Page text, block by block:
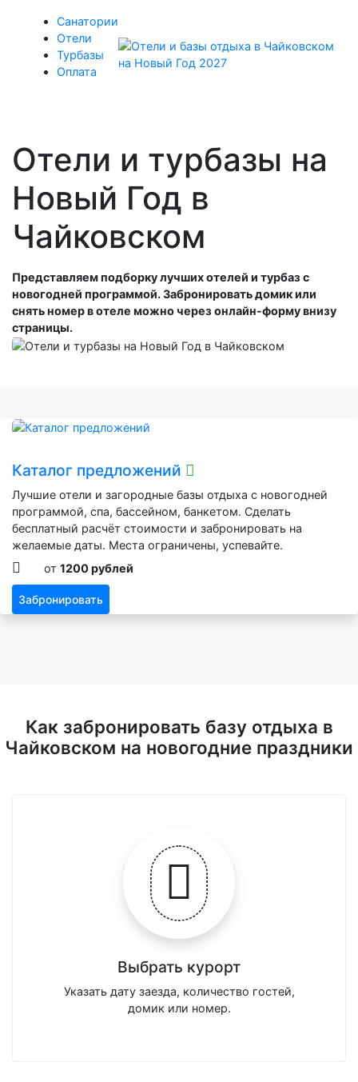
Санатории
Отели
Турбазы
Оплата
Отели и турбазы на
Новый Год в
Чайковском
Представляем подборку лучших отелей и турбаз с
новогодней программой. Забронировать домик или
снять номер в отеле можно через онлайн-форму внизу
страницы.
Каталог предложений
Лучшие отели и загородные базы отдыха с новогодней
программой, спа, бассейном, банкетом. Сделать
бесплатный расчёт стоимости и забронировать на
желаемые даты. Места ограничены, успевайте.
от 1200 рублей
Забронировать
Как забронировать базу отдыха в
Чайковском на новогодние праздники
Выбрать курорт
Указать дату заезда, количество гостей,
домик или номер.